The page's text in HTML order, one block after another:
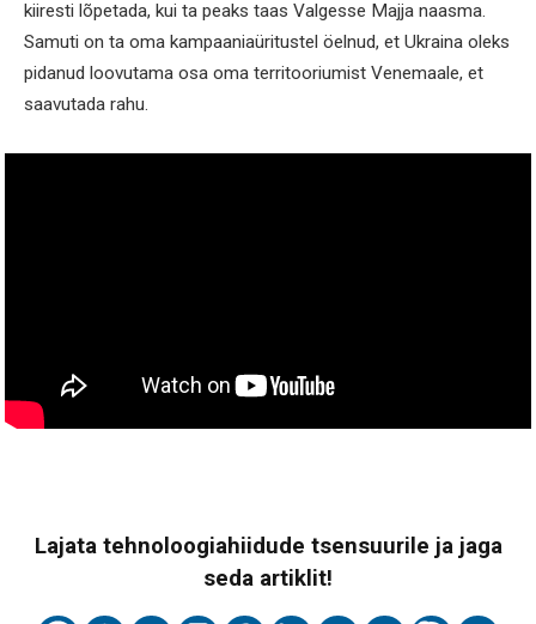
kiiresti lõpetada, kui ta peaks taas Valgesse Majja naasma.
Samuti on ta oma kampaaniaüritustel öelnud, et Ukraina oleks
pidanud loovutama osa oma territooriumist Venemaale, et
saavutada rahu.
Lajata tehnoloogiahiidude tsensuurile ja jaga
seda artiklit!